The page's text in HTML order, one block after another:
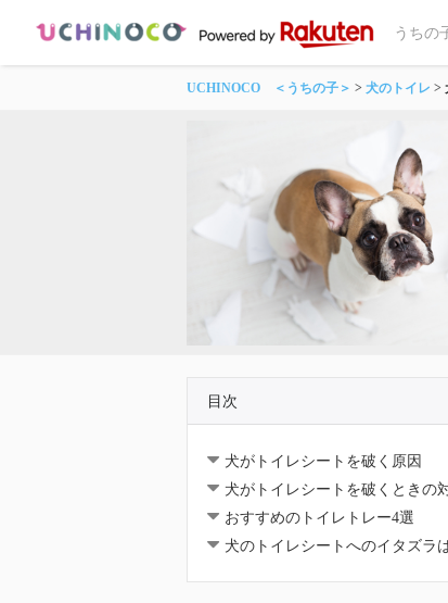
うちの
UCHINOCO ＜うちの子＞ 犬のトイレ
目次
犬がトイレシートを破く原因
犬がトイレシートを破くときの
おすすめのトイレトレー4選
犬のトイレシートへのイタズラ